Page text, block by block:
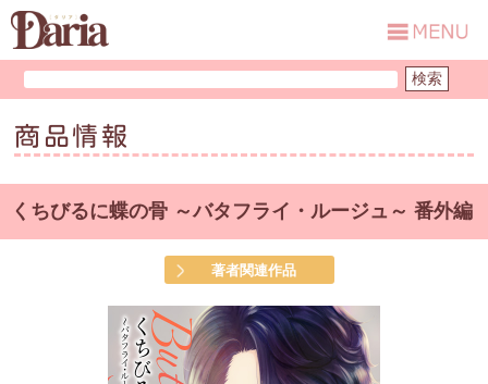
商品情報
くちびるに蝶の骨 ～バタフライ・ルージュ～ 番外編
著者関連作品